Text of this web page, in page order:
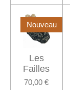
Nouveau
Les
Failles
70,00 €